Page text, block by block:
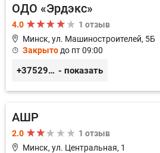
ОДО «Эрдэкс»
4.0
1 отзыв
Минск, ул. Машиностроителей, 5Б
Закрыто до пт 09:00
+375297715022 - показать
АШР
2.0
1 отзыв
Минск, ул. Центральная, 1